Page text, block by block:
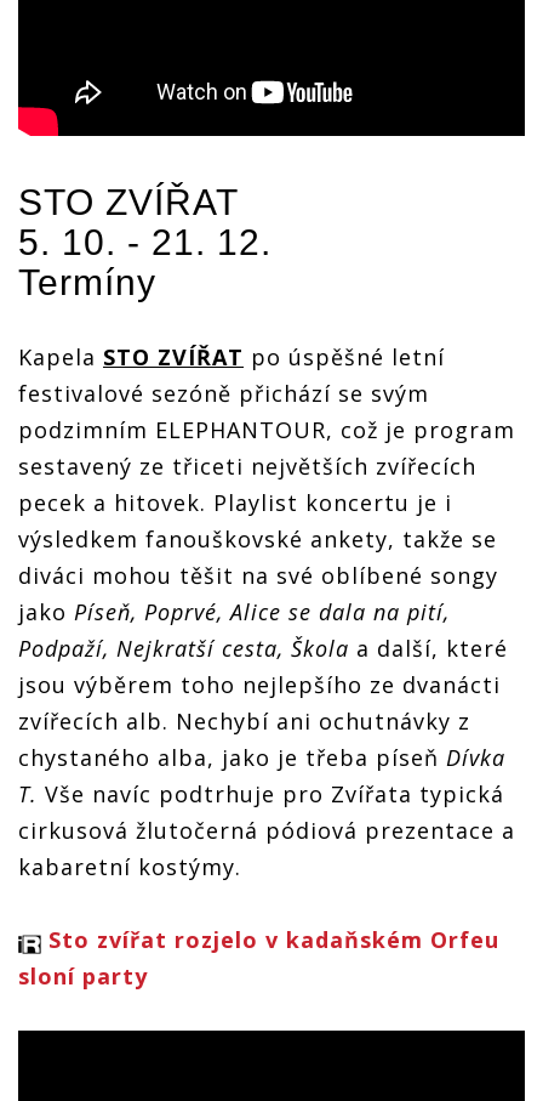
STO ZVÍŘAT
5. 10. - 21. 12.
Termíny
Kapela STO ZVÍŘAT po úspěšné letní
festivalové sezóně přichází se svým
podzimním ELEPHANTOUR, což je program
sestavený ze třiceti největších zvířecích
pecek a hitovek. Playlist koncertu je i
výsledkem fanouškovské ankety, takže se
diváci mohou těšit na své oblíbené songy
jako Píseň, Poprvé, Alice se dala na pití,
Podpaží, Nejkratší cesta, Škola a další, které
jsou výběrem toho nejlepšího ze dvanácti
zvířecích alb. Nechybí ani ochutnávky z
chystaného alba, jako je třeba píseň Dívka
T. Vše navíc podtrhuje pro Zvířata typická
cirkusová žlutočerná pódiová prezentace a
kabaretní kostýmy.
Sto zvířat rozjelo v kadaňském Orfeu
sloní party